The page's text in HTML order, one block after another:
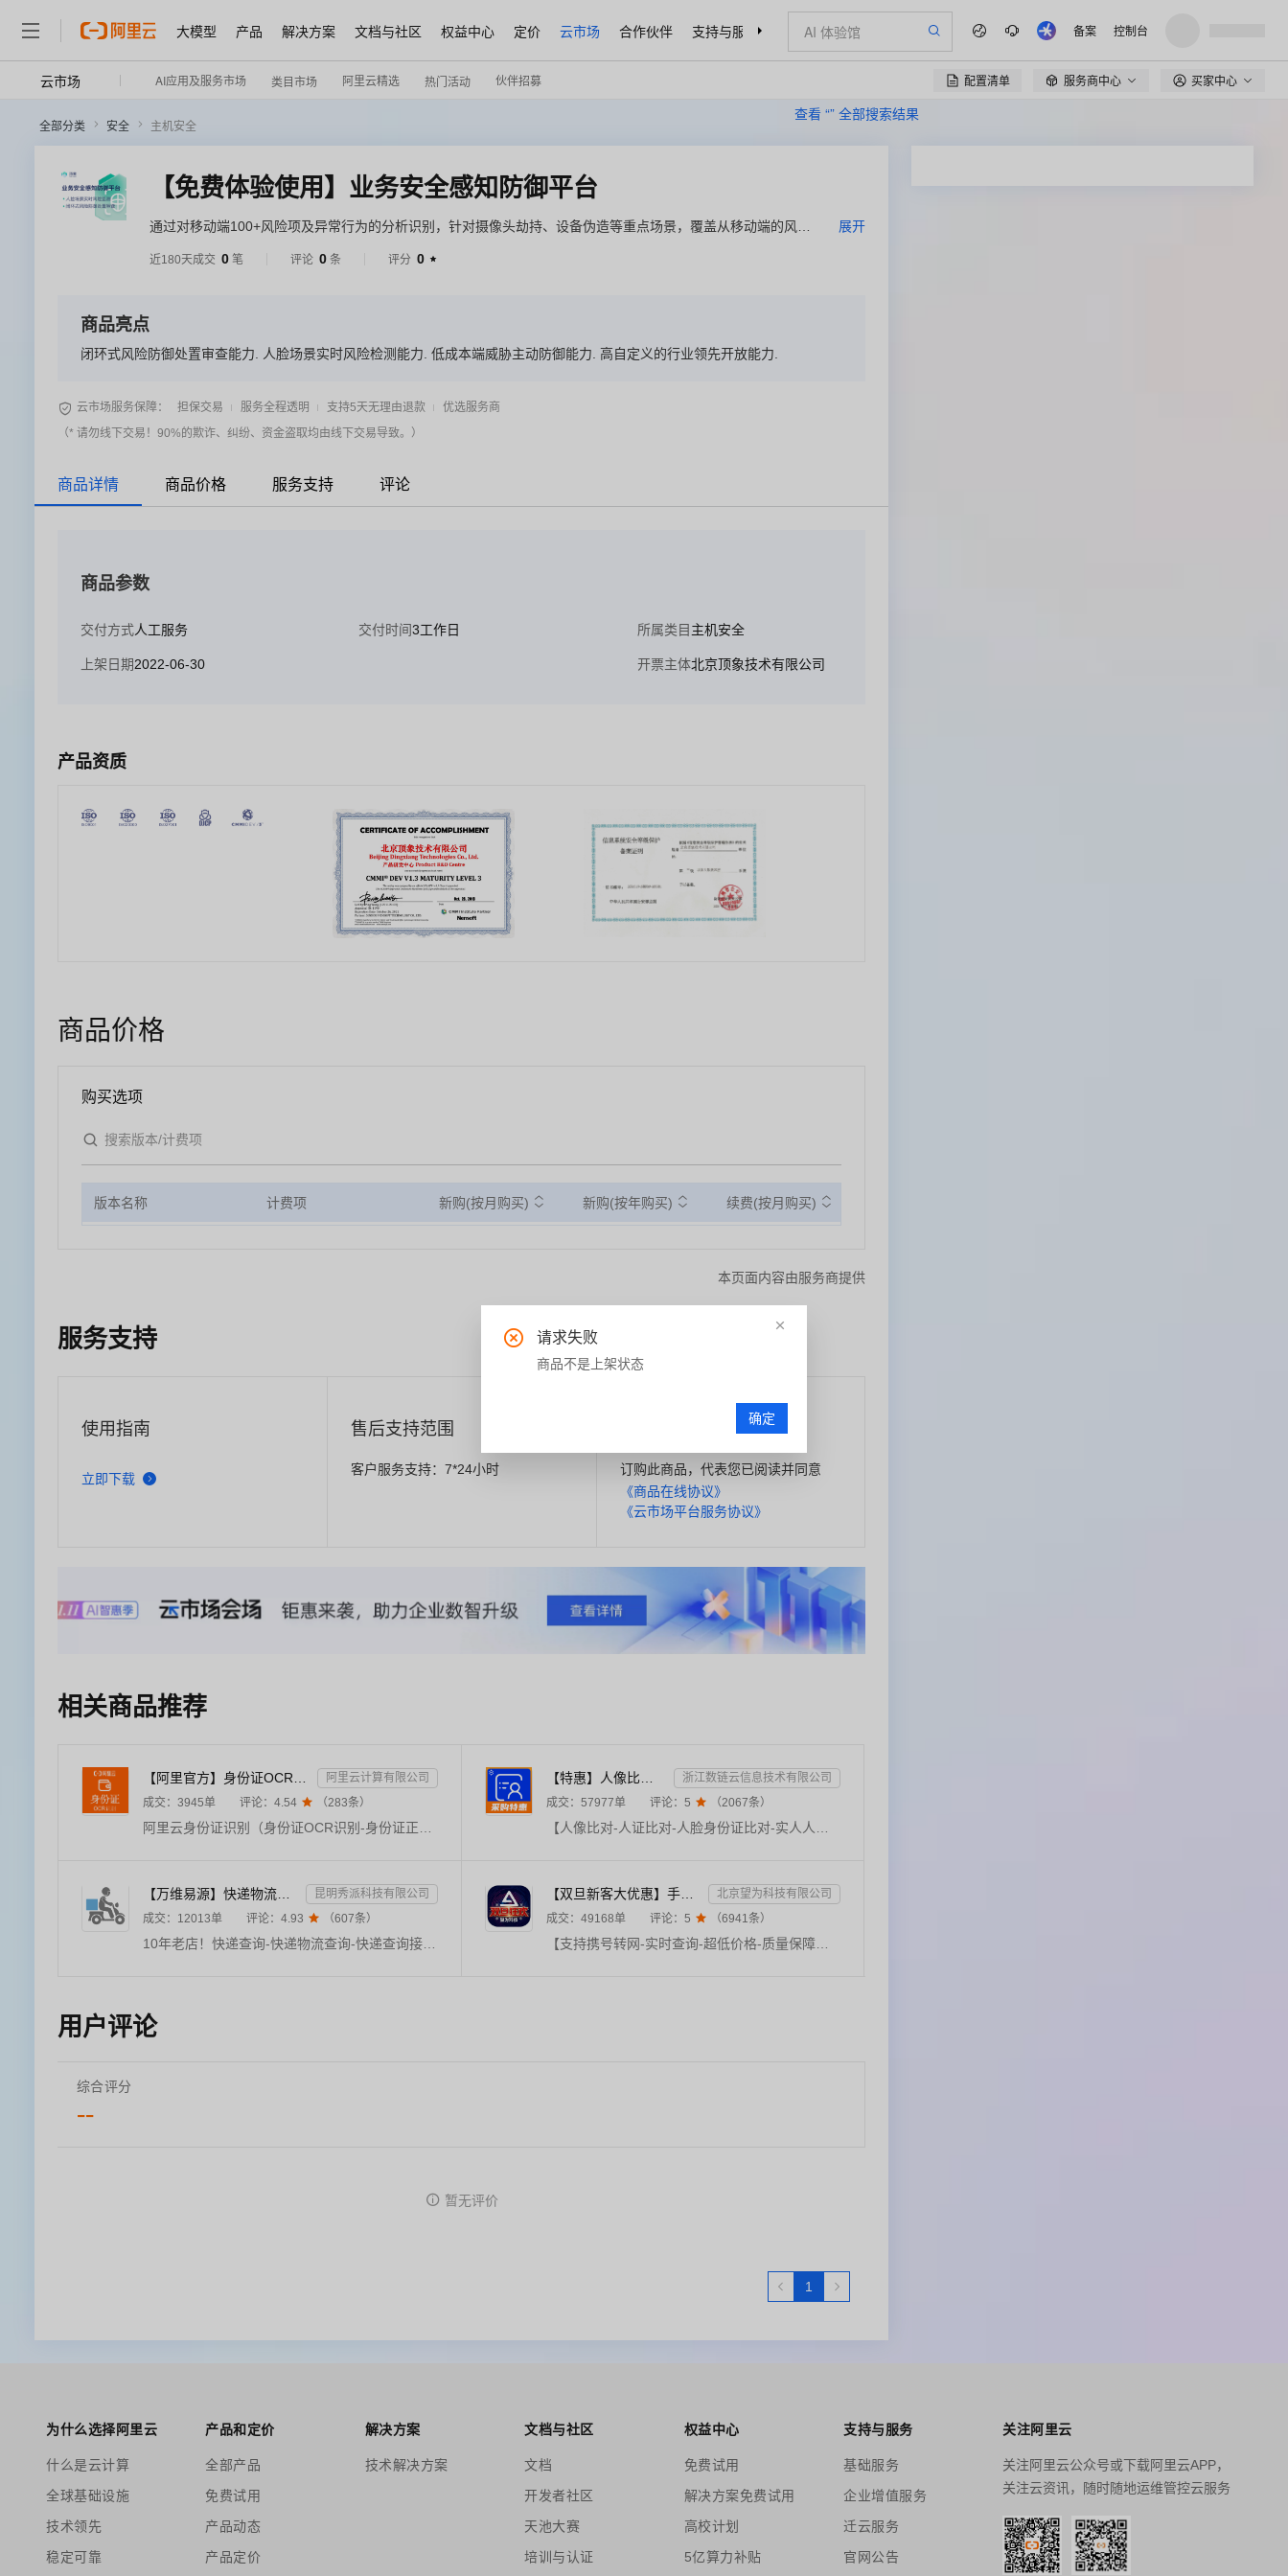
大模型 产品 解决方案 文档与社区 权益中心 定价 云市场 合作伙伴 支持与服务 了解阿里云
查看 “” 全部搜索结果
备案 控制台
云市场 AI应用及服务市场 类目市场 阿里云精选 热门活动 伙伴招募 配置清单  服务商中心 买家中心
全部分类 安全 主机安全
【免费体验使用】业务安全感知防御平台
通过对移动端100+风险项及异常行为的分析识别，针对摄像头劫持、设备伪造等重点场景，覆盖从移动端的风险
展开
近180天成交 0 笔 评论 0 条 评分 0 
商品亮点
闭环式风险防御处置审查能力. 人脸场景实时风险检测能力. 低成本端威胁主动防御能力. 高自定义的行业领先开放能力.
 云市场服务保障： 担保交易 服务全程透明 支持5天无理由退款
优选服务商
（* 请勿线下交易！90%的欺诈、纠纷、资金盗取均由线下交易导致。）
商品详情 商品价格 服务支持 评论
商品参数
交付方式人工服务 交付时间3工作日 所属类目 主机安全
上架日期2022-06-30 开票主体北京顶象技术有限公司
产品资质
商品价格
购买选项
版本名称 计费项 新购(按月购买) 新购(按年购买) 续费(按月购买)
本页面内容由服务商提供
服务支持
使用指南
立即下载
售后支持范围
客户服务支持：7*24小时
订购此商品，代表您已阅读并同意
《商品在线协议》
《云市场平台服务协议》
相关商品推荐
阿里云计算有限公司
成交： 3945单 评论： 4.54  （283条）
浙江数链云信息技术有限公司
成交： 57977单 评论： 5  （2067条）
昆明秀派科技有限公司
成交： 12013单 评论： 4.93  （607条）
【双旦新客大优惠】手机二要素-手机三要素查询-手机三-手机实名认证-手机二要素-手机三要素查询
北京望为科技有限公司
成交： 49168单 评论： 5  （6941条）
【支持携号转网-实时查询-超低价格-质量保障放心用-售前技术支持-售后业务服务-我们只做金牌服务】手机三要素接口通过比对姓名、身份证号、手机号的一致性，核验用户身份信息的真伪。可同时使用手机三要素实名接口与手机二要素实名接口。【手机三要素实名认证-运营商实名认证-手机三要素-手机二要素实名-手机二要素-手机三要素核验-手机三要素-手机二要素-手机三要素-手机二要素-手机三要素-手机三要素】
用户评论
综合评分
--
暂无评价
1
为什么选择阿里云
什么是云计算
全球基础设施
技术领先
稳定可靠
产品和定价
全部产品
免费试用
产品动态
产品定价
解决方案
技术解决方案
文档与社区
文档
开发者社区
天池大赛
培训与认证
权益中心
免费试用
解决方案免费试用
高校计划
5亿算力补贴
支持与服务
基础服务
企业增值服务
迁云服务
官网公告
关注阿里云
关注阿里云公众号或下载阿里云APP，
关注云资讯，随时随地运维管控云服务
请求失败
商品不是上架状态
确定